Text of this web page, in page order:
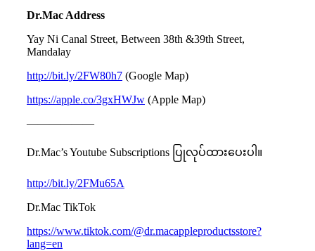
Dr.Mac Address
Yay Ni Canal Street, Between 38th &39th Street,
Mandalay
http://bit.ly/2FW80h7 (Google Map)
https://apple.co/3gxHWJw (Apple Map)
——————
Dr.Mac’s Youtube Subscriptions ပြုလုပ်ထားပေးပါ။
http://bit.ly/2FMu65A
Dr.Mac TikTok
https://www.tiktok.com/@dr.macappleproductsstore?
lang=en